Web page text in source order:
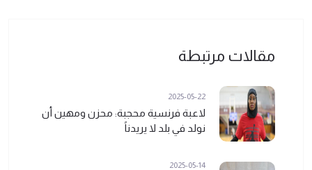
مقالات مرتبطة
2025-05-22
لاعبة فرنسية محجبة: محزن ومهين أن
نولد في بلد لا يريدناً
2025-05-14